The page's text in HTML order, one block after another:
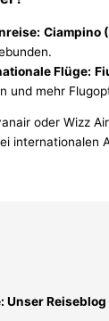
Ciampino
Flüge:
und mehr
oder Wizz
internationalen
Unser